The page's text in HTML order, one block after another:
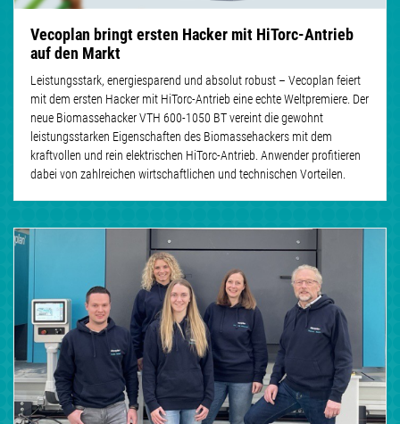
Vecoplan bringt ersten Hacker mit HiTorc-Antrieb
auf den Markt
Leistungsstark, energiesparend und absolut robust – Vecoplan feiert
mit dem ersten Hacker mit HiTorc-Antrieb eine echte Weltpremiere. Der
neue Biomassehacker VTH 600-1050 BT vereint die gewohnt
leistungsstarken Eigenschaften des Biomassehackers mit dem
kraftvollen und rein elektrischen HiTorc-Antrieb. Anwender profitieren
dabei von zahlreichen wirtschaftlichen und technischen Vorteilen.